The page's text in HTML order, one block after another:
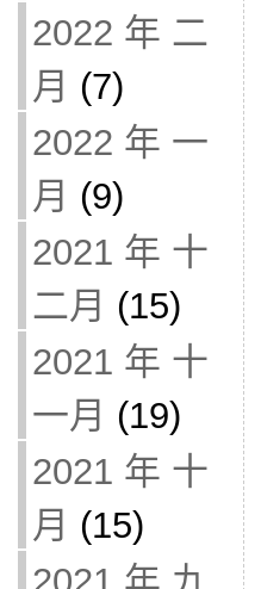
2022 年 二
月 (7)
2022 年 一
月 (9)
2021 年 十
二月 (15)
2021 年 十
一月 (19)
2021 年 十
月 (15)